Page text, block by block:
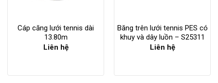
Cáp căng lưới tennis dài
13.80m
Liên hệ
Băng trên lưới tennis PES có
khuy và dây luồn – S25311
Liên hệ